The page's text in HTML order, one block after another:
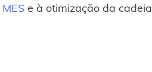
MES e à otimização da cadeia